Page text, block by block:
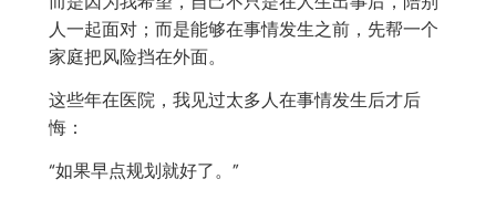
人一起面对；而是能够在事情发生之前，先帮一个
家庭把风险挡在外面。
这些年在医院，我见过太多人在事情发生后才后
悔：
“如果早点规划就好了。”